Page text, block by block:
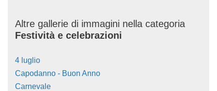
Altre gallerie di immagini nella categoria
Festività e celebrazioni
4 luglio
Capodanno - Buon Anno
Carnevale